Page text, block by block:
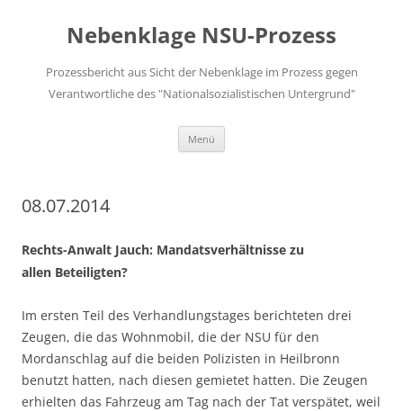
springenNebenklage NSU-Prozess
Prozessbericht aus Sicht der Nebenklage im Prozess gegen
Verantwortliche des "Nationalsozialistischen Untergrund"
Menü
08.07.2014
Rechts-Anwalt Jauch: Mandatsverhältnisse zu
allen Beteiligten?
Im ersten Teil des Verhandlungstages berichteten drei
Zeugen, die das Wohnmobil, die der NSU für den
Mordanschlag auf die beiden Polizisten in Heilbronn
benutzt hatten, nach diesen gemietet hatten. Die Zeugen
erhielten das Fahrzeug am Tag nach der Tat verspätet, weil